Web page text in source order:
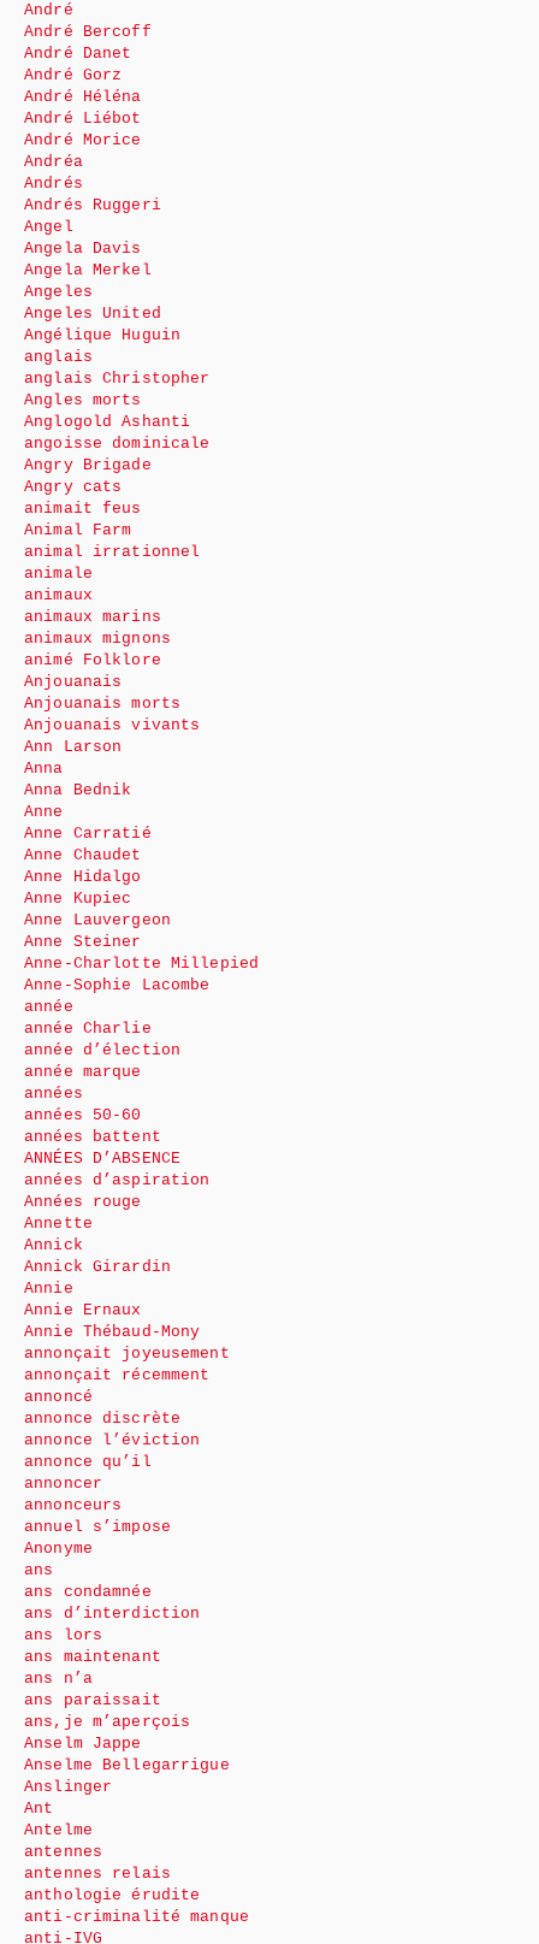
André
André Bercoff
André Danet
André Gorz
André Héléna
André Liébot
André Morice
Andréa
Andrés
Andrés Ruggeri
Angel
Angela Davis
Angela Merkel
Angeles
Angeles United
Angélique Huguin
anglais
anglais Christopher
Angles morts
Anglogold Ashanti
angoisse dominicale
Angry Brigade
Angry cats
animait feus
Animal Farm
animal irrationnel
animale
animaux
animaux marins
animaux mignons
animé Folklore
Anjouanais
Anjouanais morts
Anjouanais vivants
Ann Larson
Anna
Anna Bednik
Anne
Anne Carratié
Anne Chaudet
Anne Hidalgo
Anne Kupiec
Anne Lauvergeon
Anne Steiner
Anne-Charlotte Millepied
Anne-Sophie Lacombe
année
année Charlie
année d’élection
année marque
années
années 50-60
années battent
ANNÉES D’ABSENCE
années d’aspiration
Années rouge
Annette
Annick
Annick Girardin
Annie
Annie Ernaux
Annie Thébaud-Mony
annonçait joyeusement
annonçait récemment
annoncé
annonce discrète
annonce l’éviction
annonce qu’il
annoncer
annonceurs
annuel s’impose
Anonyme
ans
ans condamnée
ans d’interdiction
ans lors
ans maintenant
ans n’a
ans paraissait
ans,je m’aperçois
Anselm Jappe
Anselme Bellegarrigue
Anslinger
Ant
Antelme
antennes
antennes relais
anthologie érudite
anti-criminalité manque
anti-IVG